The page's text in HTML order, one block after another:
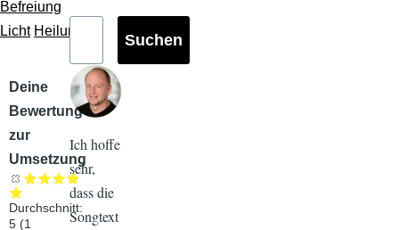
Befreiung
Licht Heilung
Audiodatei
Deine
Bewertung
zur
Umsetzung
Durchschnitt:
5 (1
Ich hoffe
sehr,
dass die
Songtext